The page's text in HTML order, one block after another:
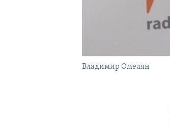
Владимир Омелян